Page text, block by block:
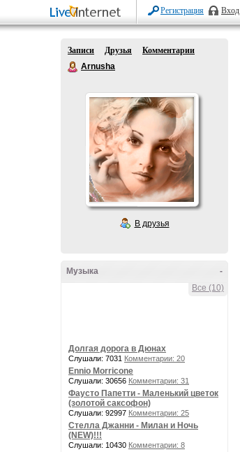
Регистрация Вход
Записи Друзья
Комментарии
Arnusha
В друзья
-
Музыка
Все (10)
Долгая дорога в Дюнах
Слушали: 7031 Комментарии: 20
Ennio Morricone
Слушали: 30656 Комментарии: 31
Фаусто Папетти - Маленький цветок
(золотой саксофон)
Слушали: 92997 Комментарии: 25
Стелла Джанни - Милан и Ночь
(NEW)!!!
Слушали: 10430 Комментарии: 8